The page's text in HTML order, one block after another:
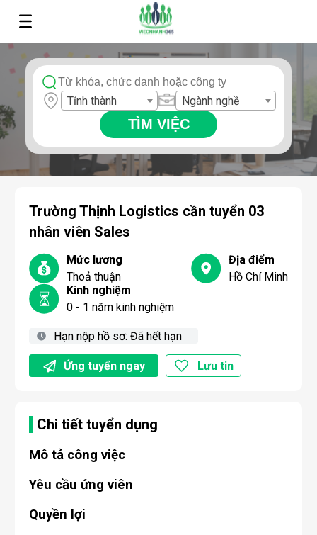
Tỉnh thành Ngành nghề
TÌM VIỆC
Trường Thịnh Logistics cần tuyển 03
nhân viên Sales
Mức lương
Thoả thuận
Địa điểm
Hồ Chí Minh
Kinh nghiệm
0 - 1 năm kinh nghiệm
Hạn nộp hồ sơ:Đã hết hạn
Ứng tuyển ngay Lưu tin
Chi tiết tuyển dụng
Mô tả công việc
Yêu cầu ứng viên
Quyền lợi